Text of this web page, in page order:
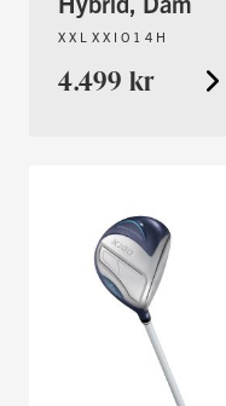
XXLXXIO14H
4.499 kr